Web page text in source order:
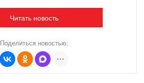
Читать новость
Поделиться новостью: